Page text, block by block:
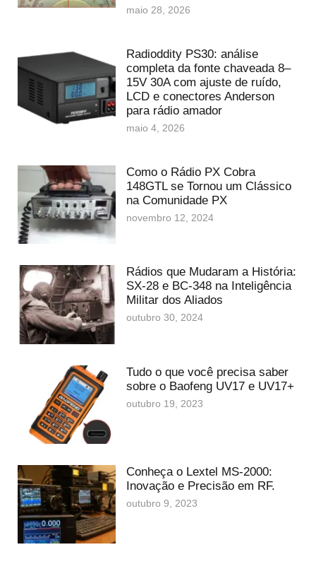
maio 28, 2026
Radioddity PS30: análise
completa da fonte chaveada 8–
15V 30A com ajuste de ruído,
LCD e conectores Anderson
para rádio amador
maio 4, 2026
Como o Rádio PX Cobra
148GTL se Tornou um Clássico
na Comunidade PX
novembro 12, 2024
Rádios que Mudaram a História:
SX-28 e BC-348 na Inteligência
Militar dos Aliados
outubro 30, 2024
Tudo o que você precisa saber
sobre o Baofeng UV17 e UV17+
outubro 19, 2023
Conheça o Lextel MS-2000:
Inovação e Precisão em RF.
outubro 9, 2023